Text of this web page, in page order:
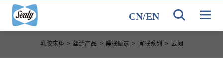
CN/EN
乳胶床垫 > 丝涟产品 > 睡眠甄选 > 宜眠系列 > 云阙